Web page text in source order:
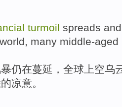
turmoil spreads
world, many middle-aged
仍在蔓延 ， 全球 上空乌
的凉意。